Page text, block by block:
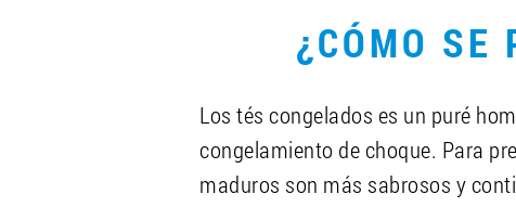
¿CÓMO SE
Los tés congelados es un puré
congelamiento de choque. Para
maduros son más sabrosos y